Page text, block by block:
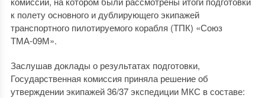
к полету основного и дублирующего экипажей
транспортного пилотируемого корабля (ТПК) «Союз
ТМА-09М».
Заслушав доклады о результатах подготовки,
Государственная комиссия приняла решение об
утверждении экипажей 36/37 экспедиции МКС в составе: